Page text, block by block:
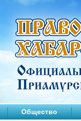
Общество